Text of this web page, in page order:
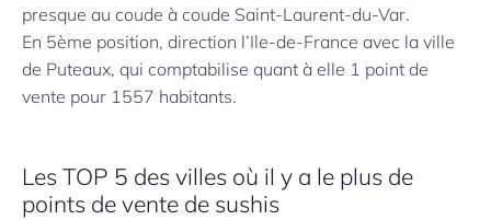
presque au coude à coude Saint-Laurent-du-Var.
En 5ème position, direction l’Ile-de-France avec la ville
de Puteaux, qui comptabilise quant à elle 1 point de
vente pour 1557 habitants.
Les TOP 5 des villes où il y a le plus de
points de vente de sushis